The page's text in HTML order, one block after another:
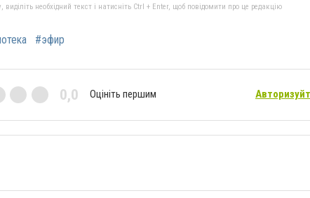
необхідний текст і натисніть Ctrl + Enter, щоб повідомити про це редакцію
#эфир
0,0 Оцініть першим